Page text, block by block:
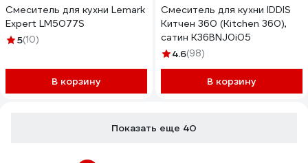
Смеситель для кухни Lemark
Expert LM5077S
5(10)
В корзину
Смеситель для кухни IDDIS
Китчен 360 (Kitchen 360),
сатин K36BNJ0i05
4.6(98)
В корзину
Показать еще 40